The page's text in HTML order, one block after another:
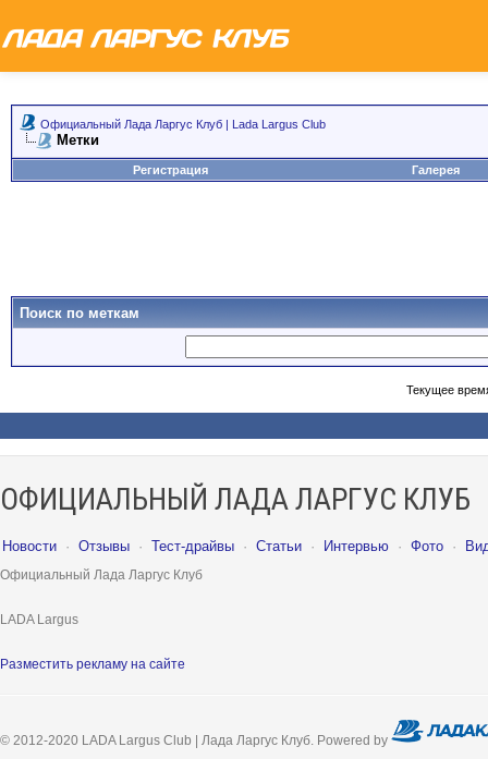
Официальный Лада Ларгус Клуб | Lada Largus Club
Метки
Регистрация Галерея
Поиск по меткам
Текущее
ОФИЦИАЛЬНЫЙ ЛАДА ЛАРГУС КЛУБ
Новости · Отзывы · Тест-драйвы · Статьи · Интервью · Фото ·
Официальный Лада Ларгус Клуб
LADA Largus
Разместить рекламу на сайте
© 2012-2020 LADA Largus Club | Лада Ларгус Клуб. Powered by